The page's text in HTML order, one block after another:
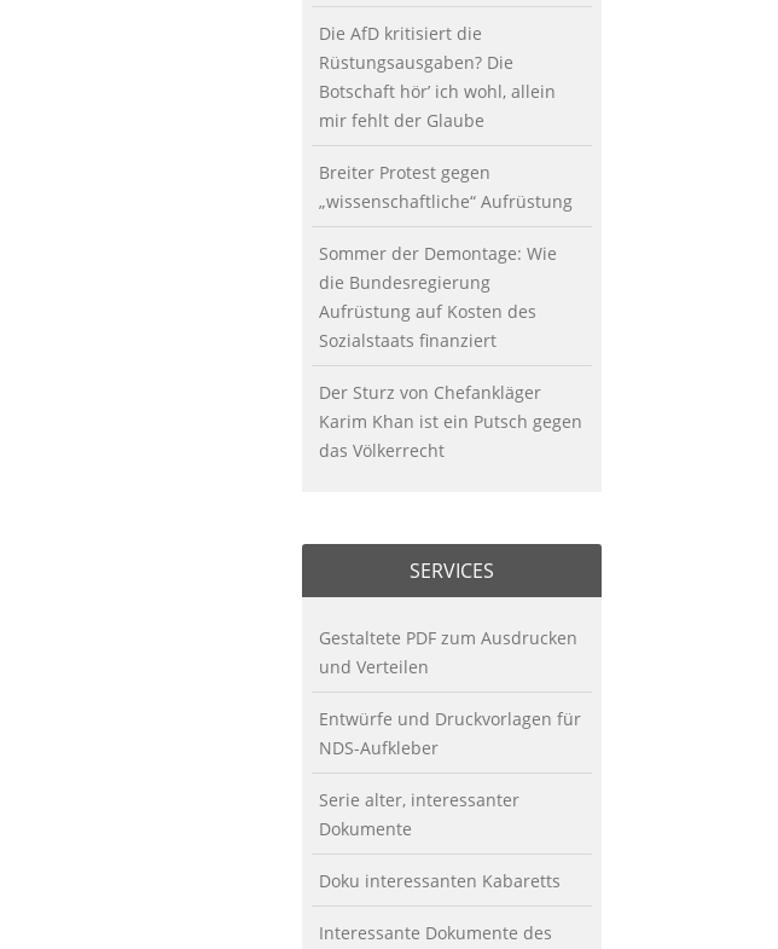
Die AfD kritisiert die
Rüstungsausgaben? Die
Botschaft hör’ ich wohl, allein
mir fehlt der Glaube
Breiter Protest gegen
„wissenschaftliche“ Aufrüstung
Sommer der Demontage: Wie
die Bundesregierung
Aufrüstung auf Kosten des
Sozialstaats finanziert
Der Sturz von Chefankläger
Karim Khan ist ein Putsch gegen
das Völkerrecht
SERVICES
Gestaltete PDF zum Ausdrucken
und Verteilen
Entwürfe und Druckvorlagen für
NDS-Aufkleber
Serie alter, interessanter
Dokumente
Doku interessanten Kabaretts
Interessante Dokumente des